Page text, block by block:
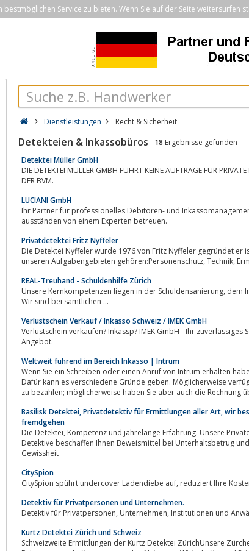
Service zu bieten. Wenn Sie auf der Seite weitersurfen
Dienstleistungen Recht & Sicherheit
Detekteien & Inkassobüros 18 Ergebnisse gefunden
Detektei Müller GmbH
DIE DETEKTEI MÜLLER GMBH FÜHRT KEINE AUFTRÄGE FÜR
DER BVM.
LUCIANI GmbH
Ihr Partner für professionelles Debitoren- und
ausständen von einem Experten betreuen.
Privatdetektei Fritz Nyffeler
Die Detektei Nyffeler wurde 1976 von Fritz Nyffeler gegründet er
REAL-Treuhand - Schuldenhilfe Zürich
Unsere Kernkompetenzen liegen in der Schuldensanierung, dem Inkasso, bei Steuererklärungen und Rechtlicher Beratung.
Wir sind bei sämtlichen ...
Verlustschein Verkauf / Inkasso Schweiz / IMEK GmbH
Verlustschein verkaufen? Inkassp? IMEK GmbH - Ihr zuverlässiges Schweizer Inkassobüro. Erhalten Sie Ihr persönliches
Angebot.
Weltweit führend im Bereich Inkasso | Intrum
Wenn Sie ein Schreiben oder einen Anruf von Intrum erhalten haben, liegen wahrscheinlich offene Forderungen gegen
Dafür kann es verschiedene Gründe geben. Möglicherweise verfügen Sie zurzeit
zu bezahlen; möglicherweise haben Sie aber auch die Rechnung
Basilisk Detektei, Privatdetektiv für Ermittlungen aller Art, wir
fremdgehen
Die Detektei, Kompetenz und jahrelange Erfahrung. Unsere Privatdetektive arbeiten in Basel, Bern, Zürich und Luzern.
Detektive beschaffen Ihnen Beweismittel bei Unterhaltsbetrug und fremdgehen.
Gewissheit
CitySpion
CitySpion spührt undercover
Detektiv für Privatpersonen und Unternehmen.
Kurtz Detektei Zürich und Schweiz
Schweizweite Ermittlungen der Kurtz Detektei ZürichUnsere